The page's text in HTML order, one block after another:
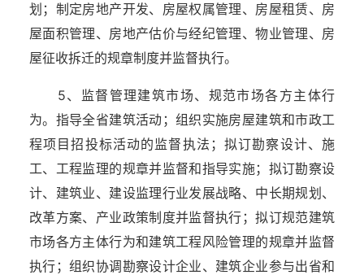
划；制定房地产开发、房屋权属管理、房屋租赁、房
屋面积管理、房地产估价与经纪管理、物业管理、房
屋征收拆迁的规章制度并监督执行。
5、监督管理建筑市场、规范市场各方主体行
为。指导全省建筑活动；组织实施房屋建筑和市政工
程项目招投标活动的监督执法；拟订勘察设计、施
工、工程监理的规章并监督和指导实施；拟订勘察设
计、建筑业、建设监理行业发展战略、中长期规划、
改革方案、产业政策制度并监督执行；拟订规范建筑
市场各方主体行为和建筑工程风险管理的规章并监督
执行；组织协调勘察设计企业、建筑企业参与出省和